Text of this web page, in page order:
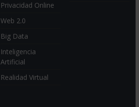
Privacidad Online
Web 2.0
Big Data
Inteligencia
Artificial
Realidad Virtual